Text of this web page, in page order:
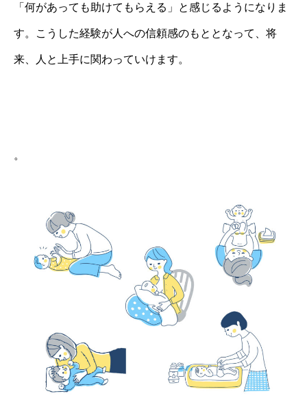
「何があっても助けてもらえる」と感じるようになりま
す。こうした経験が人への信頼感のもととなって、将
来、人と上手に関わっていけます。
。